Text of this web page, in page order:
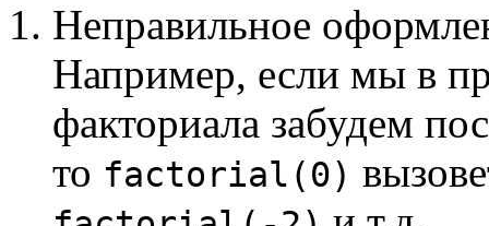
Неправильное
Например, если мы в
факториала забудем
то factorial(0)